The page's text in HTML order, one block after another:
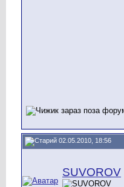
02.05.2010, 18:56
SUVOROV